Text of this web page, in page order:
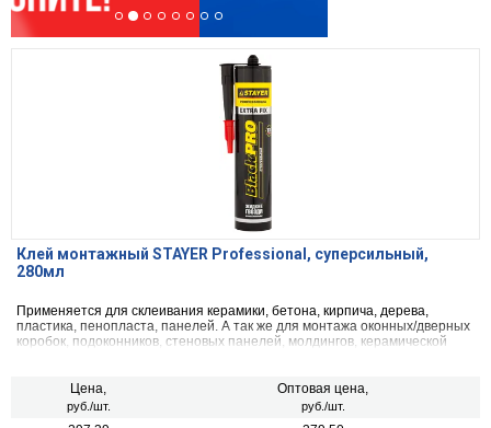
Клей монтажный STAYER Professional, суперсильный,
280мл
Применяется для склеивания керамики, бетона, кирпича, дерева,
пластика, пенопласта, панелей. А так же для монтажа оконных/дверных
коробок, подоконников, стеновых панелей, молдингов, керамической
Цена,
руб./шт.
Оптовая цена,
руб./шт.